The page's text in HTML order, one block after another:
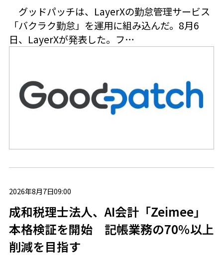
グッドパッチは、LayerXの勤怠管理サービス
「バクラク勤怠」を運用に組み込んだ。8月6
日、LayerXが発表した。フ…
2026年8月7日09:00
成和税理士法人、AI会計「Zeimee」
本格検証を開始 記帳業務の70％以上
削減を目指す